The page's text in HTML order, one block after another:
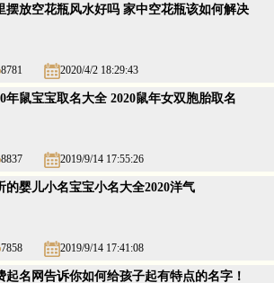
摆放空花瓶风水好吗 家中空花瓶该如何解决
8781 2020/4/2 18:29:43
年鼠宝宝取名大全 2020鼠年女双胞胎取名
8837 2019/9/14 17:55:26
的婴儿小名宝宝小名大全2020洋气
7858 2019/9/14 17:41:08
起名网告诉你如何给孩子起有特点的名字！